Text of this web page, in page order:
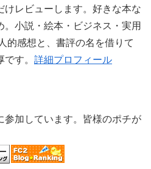
けレビューします。好きな本な
。小説・絵本・ビジネス・実用
的感想と、書評の名を借りて
す。 詳細プロフィール
参加しています。皆様のポチが